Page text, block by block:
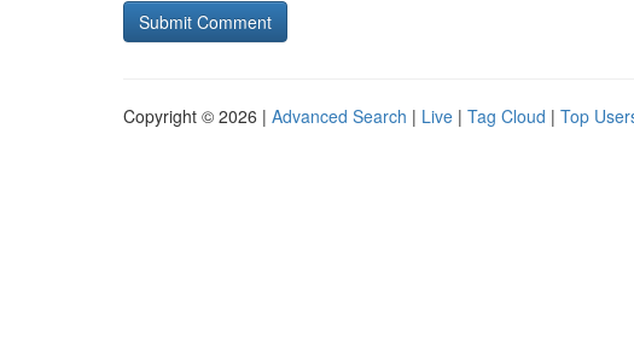
Copyright © 2026 | Advanced Search | Live | Tag Cloud | Top